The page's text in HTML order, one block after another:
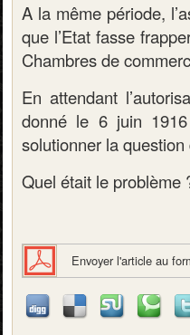
A la même période,
que l’Etat fasse
Chambres de
En attendant
donné le 6 juin
solutionner la
Quel était le problème
Envoyer l'article au